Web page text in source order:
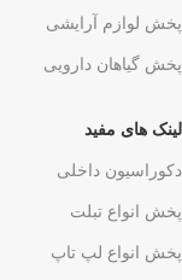
پخش لوازم آرایشی
پخش گیاهان دارویی
لینک های مفید
دکوراسیون داخلی
پخش انواع تبلت
پخش انواع لپ تاپ